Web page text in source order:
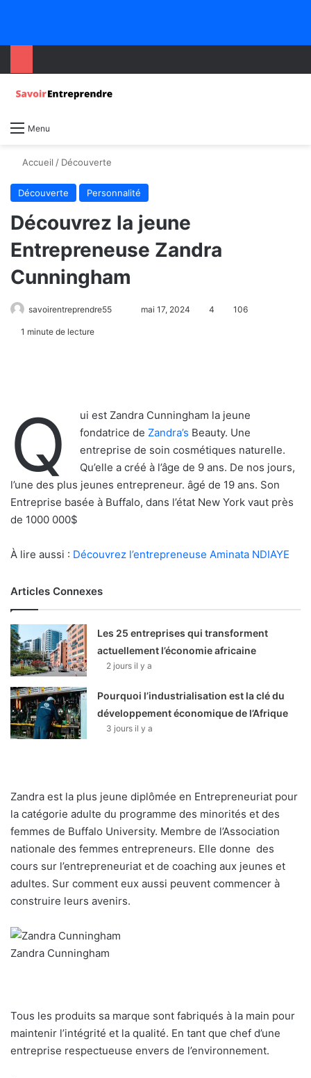
Menu
Accueil / Découverte
Découverte Personnalité
Découvrez la jeune
Entrepreneuse Zandra
Cunningham
savoirentreprendre55 mai 17, 2024 4 106
1 minute de lecture
Q
ui est Zandra Cunningham la jeune
fondatrice de Zandra’s Beauty. Une
entreprise de soin cosmétiques naturelle.
Qu’elle a créé à l’âge de 9 ans. De nos jours,
l’une des plus jeunes entrepreneur. âgé de 19 ans. Son
Entreprise basée à Buffalo, dans l’état New York vaut près
de 1000 000$
À lire aussi : Découvrez l’entrepreneuse Aminata NDIAYE
Articles Connexes
Les 25 entreprises qui transforment
actuellement l’économie africaine
2 jours il y a
Pourquoi l’industrialisation est la clé du
développement économique de l’Afrique
3 jours il y a
Zandra est la plus jeune diplômée en Entrepreneuriat pour
la catégorie adulte du programme des minorités et des
femmes de Buffalo University. Membre de l’Association
nationale des femmes entrepreneurs. Elle donne des
cours sur l’entrepreneuriat et de coaching aux jeunes et
adultes. Sur comment eux aussi peuvent commencer à
construire leurs avenirs.
Zandra Cunningham
Tous les produits sa marque sont fabriqués à la main pour
maintenir l’intégrité et la qualité. En tant que chef d’une
entreprise respectueuse envers de l’environnement.